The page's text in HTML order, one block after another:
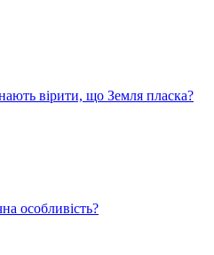
вірити, що Земля пласка?
особливість?